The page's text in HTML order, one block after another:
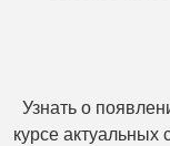
Узнать о
курсе актуальных